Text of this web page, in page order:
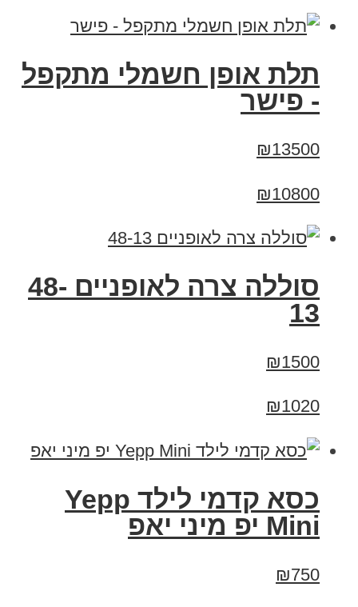
תלת אופן חשמלי מתקפל
- פישר
₪13500
₪10800
סוללה צרה לאופניים 48-
13
₪1500
₪1020
כסא קדמי לילד Yepp
Mini יפ מיני יאפ
₪750